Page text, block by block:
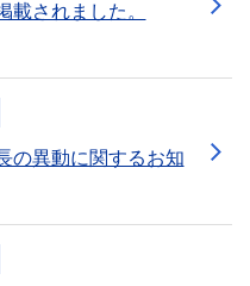
されました。
の異動に関するお知